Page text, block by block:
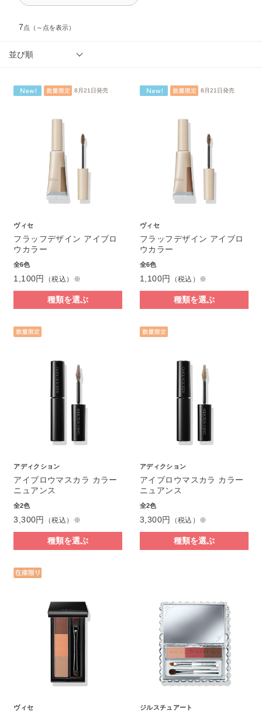
7点 （～点を表示）
並び順
8月21日発売
ヴィセ
フラッフデザイン アイブロ
ウカラー
全6色
1,100円 （税込）※
種類を選ぶ
8月21日発売
ヴィセ
フラッフデザイン アイブロ
ウカラー
全6色
1,100円 （税込）※
種類を選ぶ
アディクション
アイブロウマスカラ カラー
ニュアンス
全2色
3,300円 （税込）※
種類を選ぶ
アディクション
アイブロウマスカラ カラー
ニュアンス
全2色
3,300円 （税込）※
種類を選ぶ
ヴィセ ジルスチュアート